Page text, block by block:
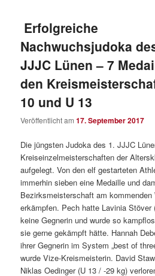
Erfolgreiche
Nachwuchsjudoka
JJJC Lünen – 7
den
10 und U 13
Veröffentlicht am17. September 2017
Die jüngsten Judoka des 1. JJJC
Kreiseinzelmeisterschaften der
aufgelegt. Von den elf gestarteten
immerhin sieben eine Medaille und
Bezirksmeisterschaft am kommenden
erkämpfen. Pech hatte Lavinia
keine Gegnerin und wurde so
sie gerne gekämpft hätte. Hannah
ihrer Gegnerin im System „best of
wurde Vize-Kreismeisterin. David
Niklas Oedinger (U 13 / -29 kg)